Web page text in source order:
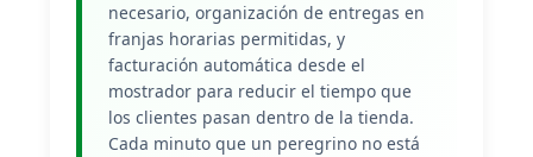
necesario, organización de entregas en
franjas horarias permitidas, y
facturación automática desde el
mostrador para reducir el tiempo que
los clientes pasan dentro de la tienda.
Cada minuto que un peregrino no está